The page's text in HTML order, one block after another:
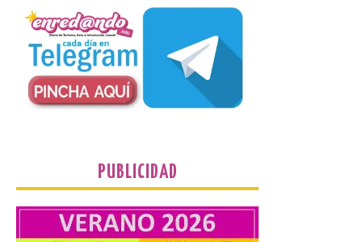
Enróllate, la Asociación
Conceyu País Llionés y el Diario de
Turismo, Ocio e Información para
jóvenes “Enredando.info”. Eduardo
Morán nos envía desde la carretera […]
cultural transformador
que apuesta por el legado.
6 Ago 2026
PUBLICIDAD